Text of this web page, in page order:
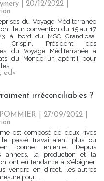
| 20/12/2022
du Voyage Méditerranée
leur convention du 15 au 17
à bord du MSC Grandiosa.
Crispin, Président des
du Voyage Méditerranée a
du Monde un apéritif pour
, edv
irréconciliables ?
| 27/09/2022
est composé de deux rives
passé travaillaient plus ou
bonne entente. Depuis
années, la production et la
ont eu tendance à s'éloigner.
vendre en direct, les autres
pour...